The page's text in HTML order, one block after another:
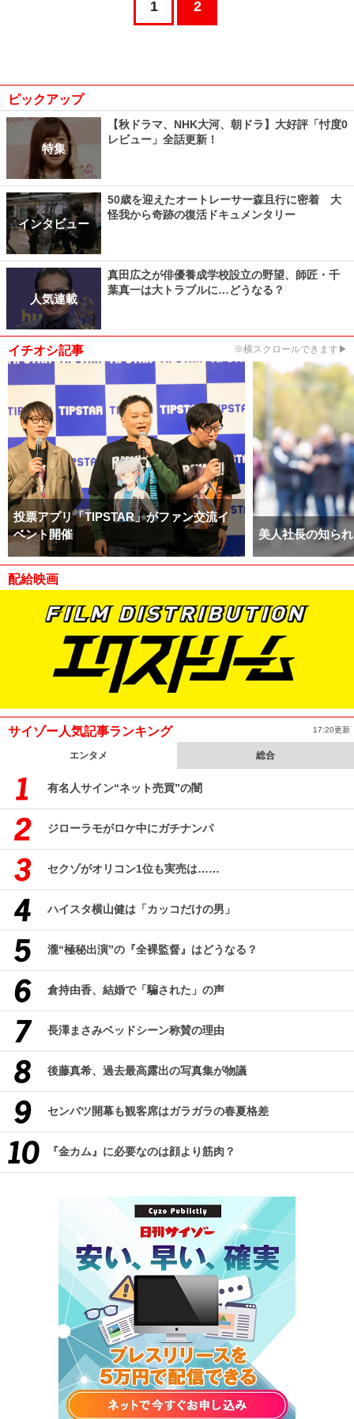
1 2
ピックアップ
特集
【秋ドラマ、NHK大河、朝ドラ】大好評「忖度0
レビュー」全話更新！
インタビュー
50歳を迎えたオートレーサー森且行に密着 大
怪我から奇跡の復活ドキュメンタリー
人気連載
真田広之が俳優養成学校設立の野望、師匠・千
葉真一は大トラブルに…どうなる？
イチオシ記事 ※横スクロールできます▶
投票アプリ「TIPSTAR」がファン交流イ
ベント開催
美人社長の知ら
配給映画
サイゾー人気記事ランキング 17:20更新
エンタメ 総合
有名人サイン“ネット売買”の闇
ジローラモがロケ中にガチナンパ
セクゾがオリコン1位も実売は……
ハイスタ横山健は「カッコだけの男」
瀧“極秘出演”の『全裸監督』はどうなる？
倉持由香、結婚で「騙された」の声
長澤まさみベッドシーン称賛の理由
後藤真希、過去最高露出の写真集が物議
センバツ開幕も観客席はガラガラの春夏格差
『金カム』に必要なのは顔より筋肉？